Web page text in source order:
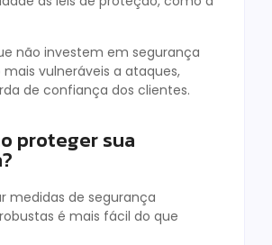
não investem em segurança
vulneráveis a ataques,
de confiança dos clientes.
proteger sua
medidas de segurança
é mais fácil do que